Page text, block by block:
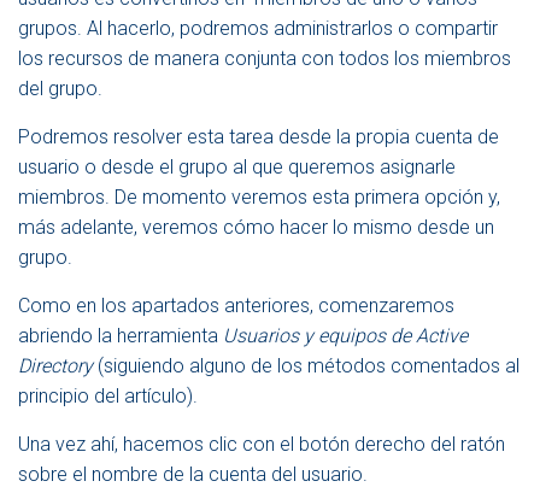
grupos. Al hacerlo, podremos administrarlos o compartir
los recursos de manera conjunta con todos los miembros
del grupo.
Podremos resolver esta tarea desde la propia cuenta de
usuario o desde el grupo al que queremos asignarle
miembros. De momento veremos esta primera opción y,
más adelante, veremos cómo hacer lo mismo desde un
grupo.
Como en los apartados anteriores, comenzaremos
abriendo la herramienta Usuarios y equipos de Active
Directory(siguiendo alguno de los métodos comentados al
principio del artículo).
Una vez ahí, hacemos clic con el botón derecho del ratón
sobre el nombre de la cuenta del usuario.